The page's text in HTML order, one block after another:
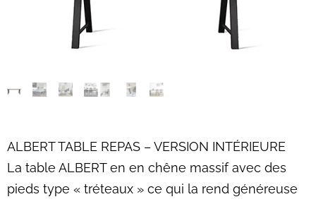
ALBERT TABLE REPAS – VERSION INTÉRIEURE
La table ALBERT en en chêne massif avec des
pieds type « tréteaux » ce qui la rend généreuse